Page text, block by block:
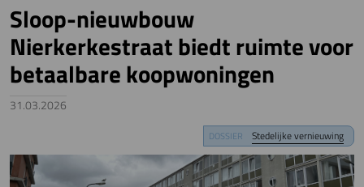
Sloop-nieuwbouw
Nierkerkestraat biedt ruimte voor
betaalbare koopwoningen
31.03.2026
DOSSIER Stedelijke vernieuwing